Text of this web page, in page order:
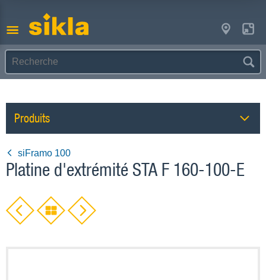
Produits
siFramo 100
Platine d'extrémité STA F 160-100-E